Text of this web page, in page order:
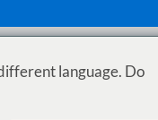
language. Do